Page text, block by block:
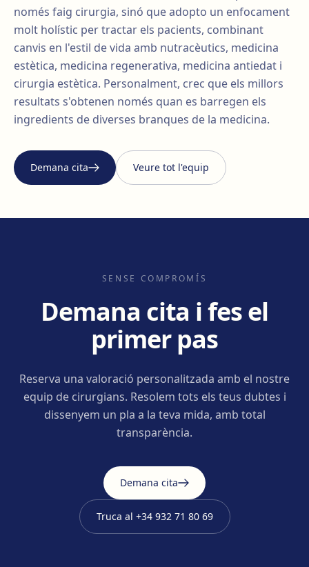
només faig cirurgia, sinó que adopto un enfocament
molt holístic per tractar els pacients, combinant
canvis en l'estil de vida amb nutracèutics, medicina
estètica, medicina regenerativa, medicina antiedat i
cirurgia estètica. Personalment, crec que els millors
resultats s'obtenen només quan es barregen els
ingredients de diverses branques de la medicina.
Demana cita Veure tot l'equip
SENSE COMPROMÍS
Demana cita i fes el
primer pas
Reserva una valoració personalitzada amb el nostre
equip de cirurgians. Resolem tots els teus dubtes i
dissenyem un pla a la teva mida, amb total
transparència.
Demana cita
Truca al +34 932 71 80 69